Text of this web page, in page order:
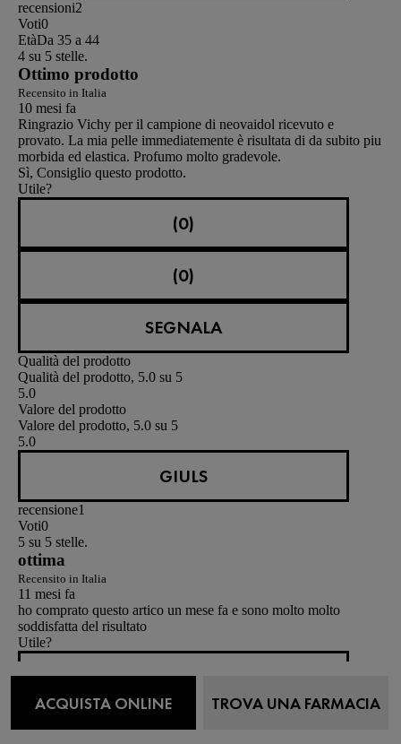
recensioni2
Voti0
EtàDa 35 a 44
4 su 5 stelle.
Ottimo prodotto
Recensito in Italia
10 mesi fa
Ringrazio Vichy per il campione di neovaidol ricevuto e
provato. La mia pelle immediatemente è risultata di da subito piu
morbida ed elastica. Profumo molto gradevole.
Sì, Consiglio questo prodotto.
Utile?
(0)
(0)
SEGNALA
Qualità del prodotto
Qualità del prodotto, 5.0 su 5
5.0
Valore del prodotto
Valore del prodotto, 5.0 su 5
5.0
GIULS
recensione1
Voti0
5 su 5 stelle.
ottima
Recensito in Italia
11 mesi fa
ho comprato questo artico un mese fa e sono molto molto
soddisfatta del risultato
Utile?
(0)
(0)
ACQUISTA ONLINE TROVA UNA FARMACIA